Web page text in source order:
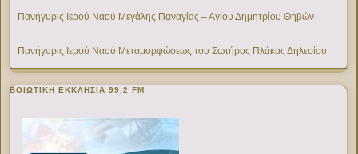
Πανήγυρις Ιερού Ναού Μεγάλης Παναγίας – Αγίου Δημητρίου Θηβών
Πανήγυρις Ιερού Ναού Μεταμορφώσεως του Σωτήρος Πλάκας Δηλεσίου
ΒΟΙΩΤΙΚΉ ΕΚΚΛΗΣΊΑ 99,2 FM